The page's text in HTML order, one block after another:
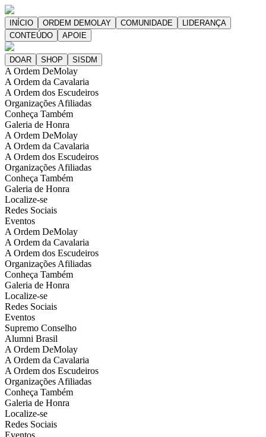
A Ordem DeMolay
A Ordem da Cavalaria
A Ordem dos Escudeiros
Organizações Afiliadas
Conheça Também
Galeria de Honra
A Ordem DeMolay
A Ordem da Cavalaria
A Ordem dos Escudeiros
Organizações Afiliadas
Conheça Também
Galeria de Honra
Localize-se
Redes Sociais
Eventos
A Ordem DeMolay
A Ordem da Cavalaria
A Ordem dos Escudeiros
Organizações Afiliadas
Conheça Também
Galeria de Honra
Localize-se
Redes Sociais
Eventos
Supremo Conselho
Alumni Brasil
A Ordem DeMolay
A Ordem da Cavalaria
A Ordem dos Escudeiros
Organizações Afiliadas
Conheça Também
Galeria de Honra
Localize-se
Redes Sociais
Eventos